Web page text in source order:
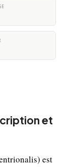
et
est